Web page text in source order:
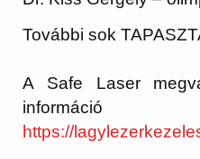
További sok
A Safe Laser
https://